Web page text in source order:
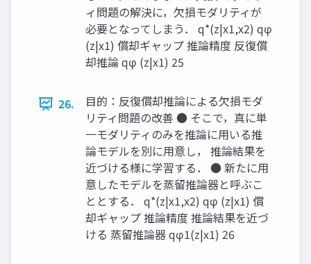
ィ問題の解決に，欠損モダリティが
必要となってしまう． q*(z|x1,x2) qφ
(z|x1) 償却ギャップ 推論精度 反復償
却推論 qφ (z|x1) 25
26.
目的：反復償却推論による欠損モダ
リティ問題の改善 ● そこで，真に単
一モダリティのみを推論に用いる推
論モデルを別に用意し， 推論結果を
近づける様に学習する． ● 新たに用
意したモデルを蒸留推論器と呼ぶこ
ととする． q*(z|x1,x2) qφ (z|x1) 償
却ギャップ 推論精度 推論結果を近づ
ける 蒸留推論器 qφ1(z|x1) 26